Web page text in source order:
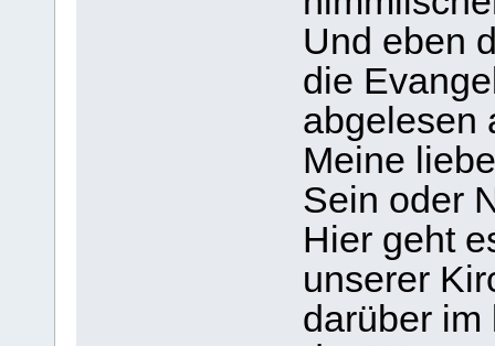
Und eben
die
abgelesen
Meine
Sein oder
Hier geht
unserer
darüber